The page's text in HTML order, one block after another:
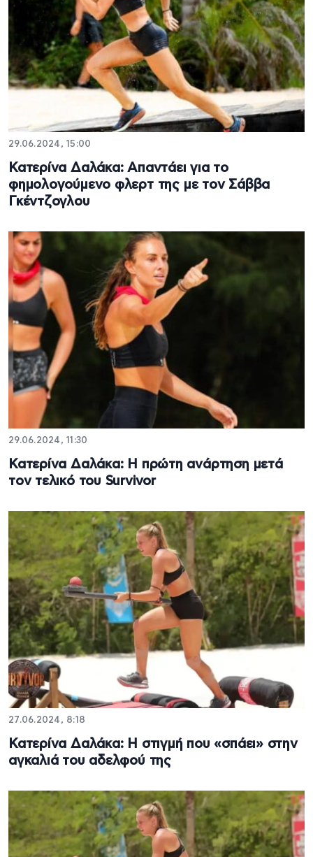
29.06.2024, 15:00
Κατερίνα Δαλάκα: Απαντάει για το
φημολογούμενο φλερτ της με τον Σάββα
Γκέντζογλου
29.06.2024, 11:30
Κατερίνα Δαλάκα: Η πρώτη ανάρτηση μετά
τον τελικό του Survivor
27.06.2024, 8:18
Κατερίνα Δαλάκα: Η στιγμή που «σπάει» στην
αγκαλιά του αδελφού της